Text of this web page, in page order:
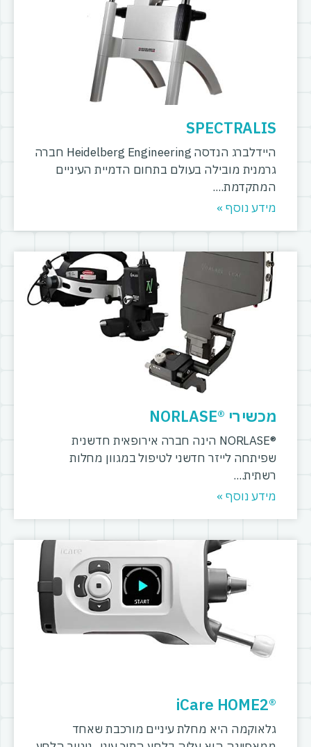
SPECTRALIS
היידלברג הנדסה Heidelberg Engineering חברה
גרמנית מובילה בעולם בתחום הדמיית העיניים
המתקדמת.
מידע נוסף »
מכשירי ®NORLASE
®NORLASE הינה חברה אירופאית חדשנית
שפיתחה לייזר חדשני לטיפול במגוון מחלות
רשתית.
מידע נוסף »
®iCare HOME2
גלאוקמה היא מחלת עיניים מורכבת שאחד